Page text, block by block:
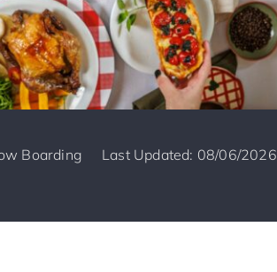
Boarding Last Updated: 08/06/2026